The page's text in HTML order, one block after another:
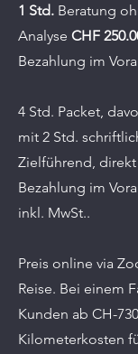
1 Std. Beratung
Analyse CHF
Bezahlung im
4 Std. Packet,
mit 2 Std.
Zielführend,
Bezahlung im
inkl. MwSt..
Preis online via
Reise. Bei einem
Kunden ab CH-
Kilometerkosten